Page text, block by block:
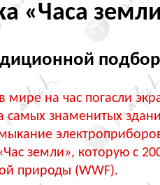
«Часа
мире на час погасли
самых знаменитых
Час земли», которую с
природы (WWF).